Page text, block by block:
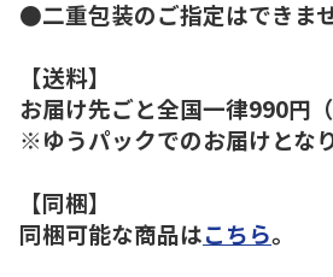
●二重包装のご指定はできませ
【送料】
お届け先ごと全国一律990円（
※ゆうパックでのお届けとなり
【同梱】
同梱可能な商品はこちら。